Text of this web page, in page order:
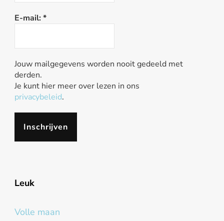
E-mail: *
Jouw mailgegevens worden nooit gedeeld met
derden.
Je kunt hier meer over lezen in ons
privacybeleid.
Leuk
Volle maan